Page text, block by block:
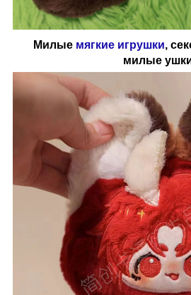
Милые мягкие игрушки,
милые